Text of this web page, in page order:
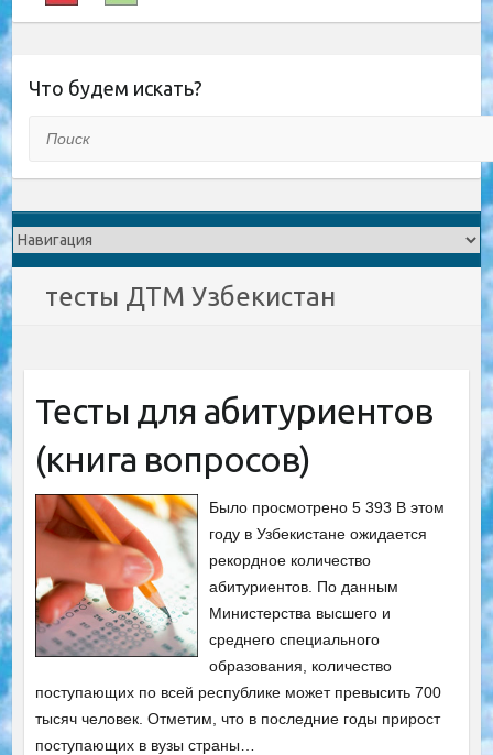
Что будем искать?
тесты ДТМ Узбекистан
Тесты для абитуриентов
(книга вопросов)
Было просмотрено 5 393 В этом
году в Узбекистане ожидается
рекордное количество
абитуриентов. По данным
Министерства высшего и
среднего специального
образования, количество
поступающих по всей республике может превысить 700
тысяч человек. Отметим, что в последние годы прирост
поступающих в вузы страны…